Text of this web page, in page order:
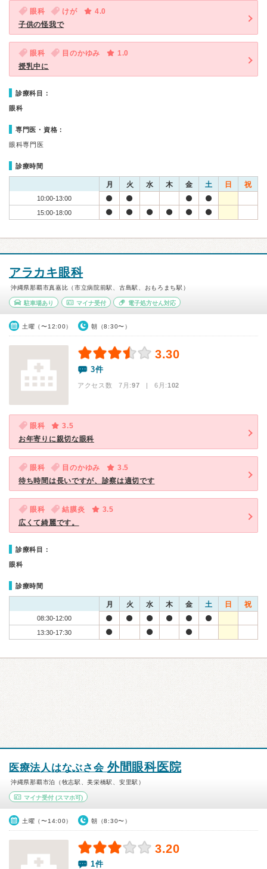
眼科 けが
4.0
子供の怪我で
眼科 目のかゆみ
1.0
授乳中に
診療科目：
眼科
専門医・資格：
眼科専門医
診療時間
月 火 水 木 金 土 日 祝
10:00-13:00
15:00-18:00
アラカキ眼科
沖縄県那覇市真嘉比（市立病院前駅、古島駅、おもろまち駅）
駐車場あり マイナ受付 電子処方せん対応
土曜（〜12:00） 朝（8:30〜）
3.30
3件
アクセス数 7月:97 | 6月:102
眼科
3.5
お年寄りに親切な眼科
眼科 目のかゆみ
3.5
待ち時間は長いですが、診察は適切です
眼科 結膜炎
3.5
広くて綺麗です。
診療科目：
眼科
診療時間
月 火 水 木 金 土 日 祝
08:30-12:00
13:30-17:30
医療法人はなぶさ会 外間眼科医院
沖縄県那覇市泊（牧志駅、美栄橋駅、安里駅）
マイナ受付 (スマホ可)
土曜（〜14:00） 朝（8:30〜）
3.20
1件